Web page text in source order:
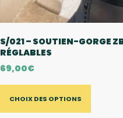
S/021 – SOUTIEN-GORGE
RÉGLABLES
69,00€
CHOIX DES OPTIONS